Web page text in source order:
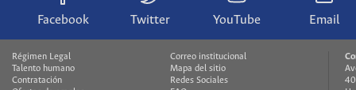
Facebook Twitter YouTube Email
Régimen Legal
Talento humano
Contratación
Correo institucional
Mapa del sitio
Redes Sociales